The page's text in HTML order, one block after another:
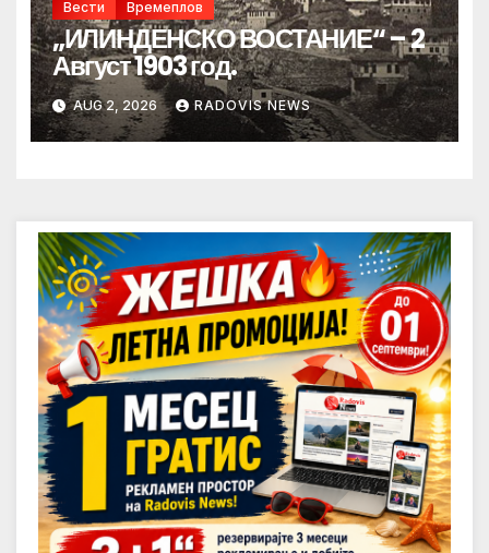
Вести Времеплов
„ИЛИНДЕНСКО ВОСТАНИЕ“ – 2
Август 1903 год.
AUG 2, 2026 RADOVIS NEWS